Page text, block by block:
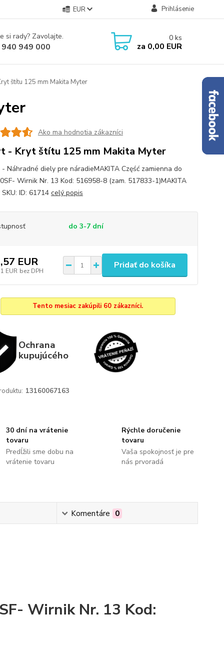
EUR Prihlásenie
si rady? Zavolajte.
949 000
0 ks
za 0,00 EUR
štítu 125 mm Makita Myter
Ako ma hodnotia zákazníci
- Kryt štítu 125 mm Makita Myter
Náhradné diely pre náradieMAKITA Część zamienna do
Wirnik Nr. 13 Kod: 516958-8 (zam. 517833-1)MAKITA
ID: 61714 celý popis
do 3-7 dní
EUR
EUR bez DPH
Pridať do košíka
Tento mesiac zakúpili 60 zákazníci.
Ochrana
kupujúcého
13160067163
30 dní na vrátenie
tovaru
Predĺžili sme dobu na
vrátenie tovaru
Rýchle doručenie
tovaru
Vaša spokojnosť je pre
nás prvoradá
Komentáre 0
Wirnik Nr. 13 Kod: